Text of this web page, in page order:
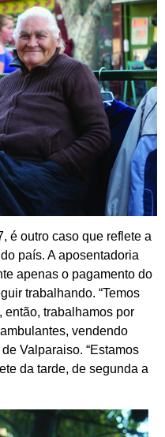
é outro caso que reflete a
país. A aposentadoria
apenas o pagamento do
trabalhando. “Temos
então, trabalhamos por
vendendo
Valparaiso. “Estamos
da tarde, de segunda a